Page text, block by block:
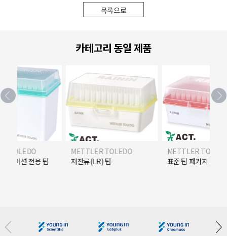
목록으로
카테고리 동일 제품
TOLEDO
케이션 전용 팁
METTLER TOLEDO
저잔류(LR) 팁
METTLER
표준 팁 패키지